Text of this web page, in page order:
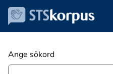
Ange sökord